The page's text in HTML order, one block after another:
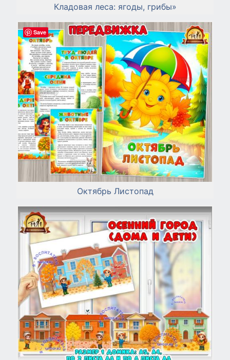
Кладовая леса: ягоды, грибы»
Октябрь Листопад
Save